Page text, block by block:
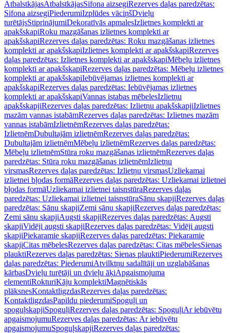
AtbalstkājasAtbalstkājasSifona aizsegiRezerves daļas paredzētas:
Sifona aizsegiPiederumiIzplūdes vāciņšDvieļu
turētājsStiprinājumiDekoratīvās apmalesIzlietnes komplekti ar
apakšskapiRoku mazgāšanas izlietnes komplekti ar
apakšskapiRezerves daļas paredzētas: Roku mazgāšanas izlietnes
komplekti ar apakšskapiIzlietnes komplekti ar apakšskapiRezerves
daļas paredzētas: Izlietnes komplekti ar apakšskapiMēbeļu izlietnes
komplekti ar apakšskapiRezerves daļas paredzētas: Mēbeļu izlietnes
komplekti ar apakšskapiIebūvējamas izlietnes komplekti ar
apakšskapiRezerves daļas paredzētas: Iebūvējamas izlietnes
komplekti ar apakšskapiVannas istabas mēbelesIzlietņu
apakšskapjiRezerves daļas paredzētas: Izlietņu apakšskapjiIzlietnes
mazām vannas istabāmRezerves daļas paredzētas: Izlietnes mazām
vannas istabāmIzlietnēmRezerves daļas paredzētas:
IzlietnēmDubultajām izlietnēmRezerves daļas paredzētas:
Dubultajām izlietnēmMēbeļu izlietnēmRezerves daļas paredzētas:
Mēbeļu izlietnēmStūra roku mazgāšanas izlietnēmRezerves daļas
paredzētas: Stūra roku mazgāšanas izlietnēmIzlietņu
virsmasRezerves daļas paredzētas: Izlietņu virsmasUzliekamai
izlietnei bļodas formāRezerves daļas paredzētas: Uzliekamai izlietnei
bļodas formāUzliekamai izlietnei taisnstūraRezerves daļas
paredzētas: Uzliekamai izlietnei taisnstūraSānu skapjiRezerves daļas
paredzētas: Sānu skapjiZemi sānu skapjiRezerves daļas paredzētas:
Zemi sānu skapjiAugsti skapjiRezerves daļas paredzētas: Augsti
skapjiVidēji augsti skapjiRezerves daļas paredzētas: Vidēji augsti
skapjiPiekaramie skapjiRezerves daļas paredzētas: Piekaramie
skapjiCitas mēbelesRezerves daļas paredzētas: Citas mēbelesSienas
plauktiRezerves daļas paredzētas: Sienas plauktiPiederumiRezerves
daļas paredzētas: PiederumiAtvilktņu sadalītāji un uzglabāšanas
kārbasDvieļu turētāji un dvieļu āķiApgaismojuma
elementiRokturiKāju komplektiMagnētiskās
plāksnesKontaktligzdasRezerves daļas paredzētas:
KontaktligzdasPapildu piederumiSpoguļi un
spoguļskapjiSpoguļiRezerves daļas paredzētas: SpoguļiAr iebūvētu
apgaismojumuRezerves daļas paredzētas: Ar iebūvētu
apgaismojumuSpoguļskapjiRezerves daļas paredzētas: